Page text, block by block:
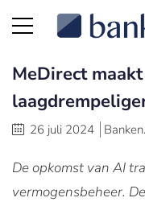
MeDirect
26 juli 2024
De opkomst van AI
vermogensbeheer.